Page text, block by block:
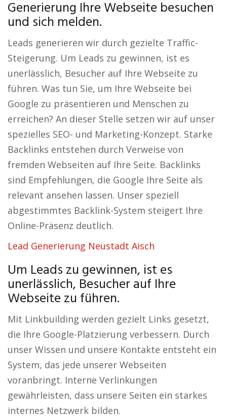
Generierung Ihre Webseite besuchen
und sich melden.
Leads generieren wir durch gezielte Traffic-
Steigerung. Um Leads zu gewinnen, ist es
unerlässlich, Besucher auf Ihre Webseite zu
führen. Was tun Sie, um Ihre Webseite bei
Google zu präsentieren und Menschen zu
erreichen? An dieser Stelle setzen wir auf unser
spezielles SEO- und Marketing-Konzept. Starke
Backlinks entstehen durch Verweise von
fremden Webseiten auf Ihre Seite. Backlinks
sind Empfehlungen, die Google Ihre Seite als
relevant ansehen lassen. Unser speziell
abgestimmtes Backlink-System steigert Ihre
Online-Präsenz deutlich.
Lead Generierung Neustadt Aisch
Um Leads zu gewinnen, ist es
unerlässlich, Besucher auf Ihre
Webseite zu führen.
Mit Linkbuilding werden gezielt Links gesetzt,
die Ihre Google-Platzierung verbessern. Durch
unser Wissen und unsere Kontakte entsteht ein
System, das jede unserer Webseiten
voranbringt. Interne Verlinkungen
gewährleisten, dass unsere Seiten ein starkes
internes Netzwerk bilden.